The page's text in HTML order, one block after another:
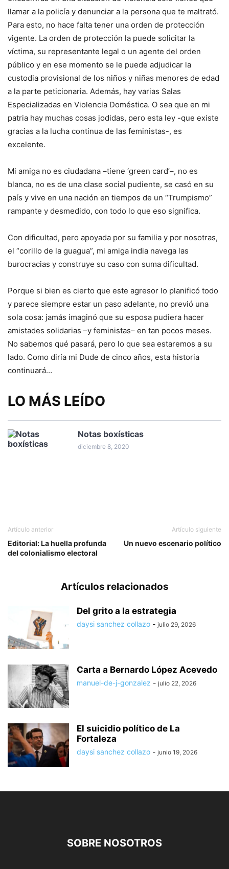
llamar a la policía y denunciar a la persona que te maltrató.
Para esto, no hace falta tener una orden de protección
vigente. La orden de protección la puede solicitar la
víctima, su representante legal o un agente del orden
público y en ese momento se le puede adjudicar la
custodia provisional de los niños y niñas menores de edad
a la parte peticionaria. Además, hay varias Salas
Especializadas en Violencia Doméstica. O sea que en mi
patria hay muchas cosas jodidas, pero esta ley -que existe
gracias a la lucha continua de las feministas-, es
excelente.
Mi amiga no es ciudadana –tiene ‘green card’–, no es
blanca, no es de una clase social pudiente, se casó en su
país y vive en una nación en tiempos de un “Trumpismo”
rampante y desmedido, con todo lo que eso significa.
Con dificultad, pero apoyada por su familia y por nosotras,
el “corillo de la guagua”, mi amiga india navega las
burocracias y construye su caso con suma dificultad.
Porque si bien es cierto que este agresor lo planificó todo
y parece siempre estar un paso adelante, no previó una
sola cosa: jamás imaginó que su esposa pudiera hacer
amistades solidarias –y feministas– en tan pocos meses.
No sabemos qué pasará, pero lo que sea estaremos a su
lado. Como diría mi Dude de cinco años, esta historia
continuará…
LO MÁS LEÍDO
Notas boxísticas
diciembre 8, 2020
Artículo anterior
Editorial: La huella profunda
del colonialismo electoral
Artículo siguiente
Un nuevo escenario político
Artículos relacionados
Del grito a la estrategia
daysi sanchez collazo - julio 29, 2026
Carta a Bernardo López Acevedo
manuel-de-j-gonzalez - julio 22, 2026
El suicidio político de La
Fortaleza
daysi sanchez collazo - junio 19, 2026
SOBRE NOSOTROS